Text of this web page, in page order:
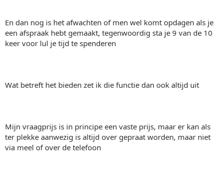
En dan nog is het afwachten of men wel komt opdagen als je
een afspraak hebt gemaakt, tegenwoordig sta je 9 van de 10
keer voor lul je tijd te spenderen
Wat betreft het bieden zet ik die functie dan ook altijd uit
Mijn vraagprijs is in principe een vaste prijs, maar er kan als
ter plekke aanwezig is altijd over gepraat worden, maar niet
via meel of over de telefoon